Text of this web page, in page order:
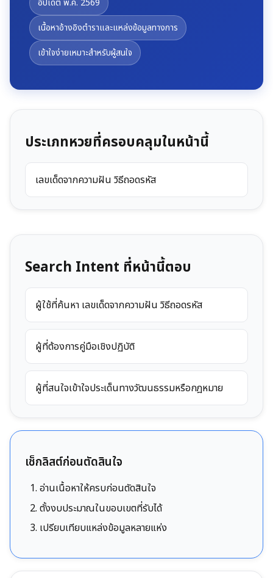
อัปเดต พ.ค. 2569
เนื้อหาอ้างอิงตำราและแหล่งข้อมูลทางการ
เข้าใจง่ายเหมาะสำหรับผู้สนใจ
ประเภทหวยที่ครอบคลุมในหน้านี้
เลขเด็ดจากความฝัน วิธีถอดรหัส
Search Intent ที่หน้านี้ตอบ
ผู้ใช้ที่ค้นหา เลขเด็ดจากความฝัน วิธีถอดรหัส
ผู้ที่ต้องการคู่มือเชิงปฏิบัติ
ผู้ที่สนใจเข้าใจประเด็นทางวัฒนธรรมหรือกฎหมาย
เช็กลิสต์ก่อนตัดสินใจ
อ่านเนื้อหาให้ครบก่อนตัดสินใจ
ตั้งงบประมาณในขอบเขตที่รับได้
เปรียบเทียบแหล่งข้อมูลหลายแห่ง